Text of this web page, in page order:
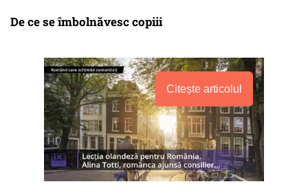
De ce se îmbolnăvesc copiii
Citește articolul